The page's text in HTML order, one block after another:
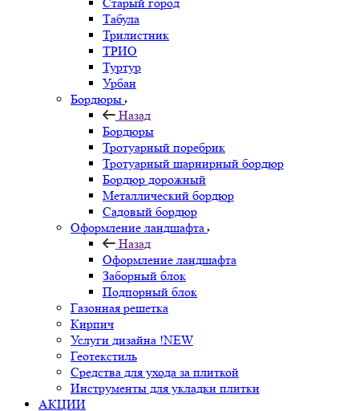
Табула
Трилистник
ТРИО
Туртур
Урбан
Бордюры
Назад
Бордюры
Тротуарный поребрик
Тротуарный шарнирный бордюр
Бордюр дорожный
Металлический бордюр
Садовый бордюр
Оформление ландшафта
Назад
Оформление ландшафта
Заборный блок
Подпорный блок
Газонная решетка
Кирпич
Услуги дизайна !NEW
Геотекстиль
Средства для ухода за плиткой
Инструменты для укладки плитки
АКЦИИ